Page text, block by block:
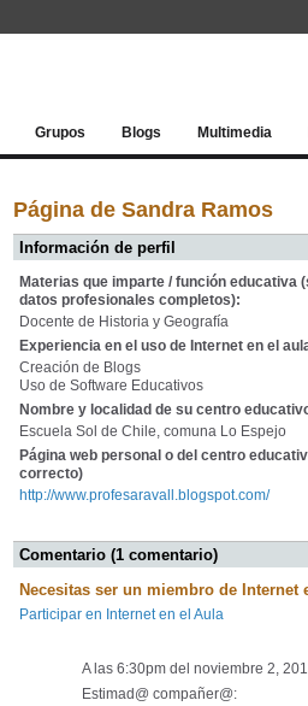
Grupos Blogs Multimedia
Página de Sandra Ramos
Información de perfil
Materias que imparte / función educativa
datos profesionales completos):
Docente de Historia y Geografía
Experiencia en el uso de Internet en el
Creación de Blogs
Uso de Software Educativos
Nombre y localidad de su centro
Escuela Sol de Chile, comuna Lo Espejo
Página web personal o del centro
correcto)
http://www.profesaravall.blogspot.com/
Comentario (1 comentario)
Necesitas ser un miembro de
Participar en Internet en el Aula
A las 6:30pm del noviembre 2,
Estimad@ compañer@: